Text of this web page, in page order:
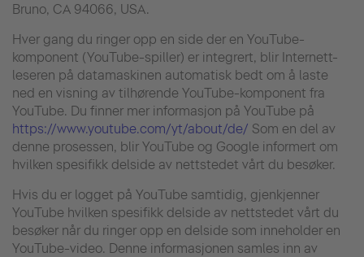
Bruno, CA 94066, USA.
Hver gang du ringer opp en side der en YouTube-
komponent (YouTube-spiller) er integrert, blir Internett-
leseren på datamaskinen automatisk bedt om å laste
ned en visning av tilhørende YouTube-komponent fra
YouTube. Du finner mer informasjon på YouTube på
https://www.youtube.com/yt/about/de/ Som en del av
denne prosessen, blir YouTube og Google informert om
hvilken spesifikk delside av nettstedet vårt du besøker.
Hvis du er logget på YouTube samtidig, gjenkjenner
YouTube hvilken spesifikk delside av nettstedet vårt du
besøker når du ringer opp en delside som inneholder en
YouTube-video. Denne informasjonen samles inn av